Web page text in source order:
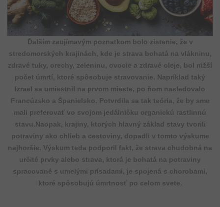
Ďalším zaujímavým poznatkom bolo zistenie, že v
stredomorských krajinách, kde je strava bohatá na vlákninu,
zdravé tuky, orechy, zeleninu, ovocie a zdravé oleje, bol nižší
počet úmrtí, ktoré spôsobuje stravovanie. Napríklad taký
Izrael sa umiestnil na prvom mieste, po ňom nasledovalo
Francúzsko a Španielsko. Potvrdila sa tak teória, že by sme
mali preferovať vo svojom jedálničku organickú rastlinnú
stavu.Naopak, krajiny, ktorých hlavný základ stavy tvorili
potraviny ako chlieb a cestoviny, dopadli v tomto výskume
najhoršie. Výskum teda podporil fakt, že strava chudobná na
určité prvky alebo strava, ktorá je bohatá na potraviny
spracované s umelými prísadami, je spojená s chorobami,
ktoré spôsobujú úmrtnosť po celom svete.